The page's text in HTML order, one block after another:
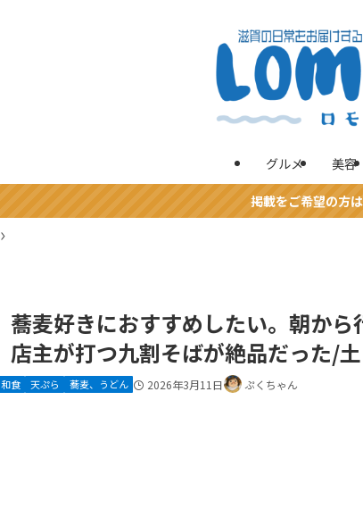
グルメ 美容
掲載をご希望の方
蕎麦好きにおすすめしたい。朝か
店主が打つ九割そばが絶品だった/
和食 天ぷら 蕎麦、うどん 2026年3月11日 ぷくちゃん